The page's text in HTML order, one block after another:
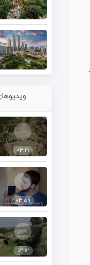
03:21
03:59
02:12